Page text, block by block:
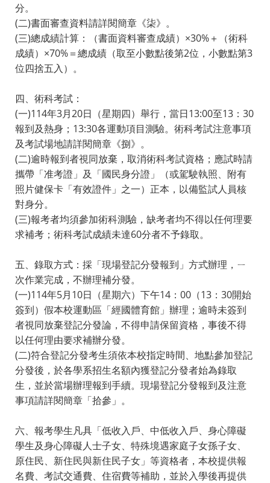
分。
(二)書面審查資料請詳閱簡章《柒》。
(三)總成績計算：（書面資料審查成績）×30%＋（術科
成績）×70%＝總成績（取至小數點後第2位，小數點第3
位四捨五入）。
四、術科考試：
(一)114年3月20日（星期四）舉行，當日13:00至13：30
報到及熱身；13:30各運動項目測驗。術科考試注意事項
及考試場地請詳閱簡章《捌》。
(二)逾時報到者視同放棄，取消術科考試資格；應試時請
攜帶「准考證」及「國民身分證」（或駕駛執照、附有
照片健保卡「有效證件」之一）正本，以備監試人員核
對身分。
(三)報考者均須參加術科測驗，缺考者均不得以任何理要
求補考；術科考試成績未達60分者不予錄取。
五、錄取方式：採「現場登記分發報到」方式辦理，ㄧ
次作業完成，不辦理補分發。
(一)114年5月10日（星期六）下午14：00（13：30開始
簽到）假本校運動區「經國體育館」辦理；逾時未簽到
者視同放棄登記分發論，不得申請保留資格，事後不得
以任何理由要求補辦分發。
(二)符合登記分發考生須依本校指定時間、地點參加登記
分發後，於各學系招生名額內獲登記分發者始為錄取
生，並於當場辦理報到手續。現場登記分發報到及注意
事項請詳閱簡章「拾參」。
六、報考學生凡具「低收入戶、中低收入戶、身心障礙
學生及身心障礙人士子女、特殊境遇家庭子女孫子女、
原住民、新住民與新住民子女」等資格者，本校提供報
名費、考試交通費、住宿費等補助，並於入學後再提供